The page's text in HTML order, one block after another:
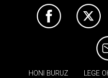
HONI BURUZ LEGE